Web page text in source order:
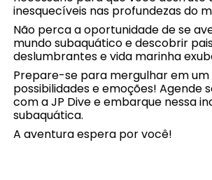
inesquecíveis nas profundezas do
Não perca a oportunidade de se
mundo subaquático e descobrir
deslumbrantes e vida marinha
Prepare-se para mergulhar em um
possibilidades e emoções! Agende
com a JP Dive e embarque nessa
subaquática.
A aventura espera por você!